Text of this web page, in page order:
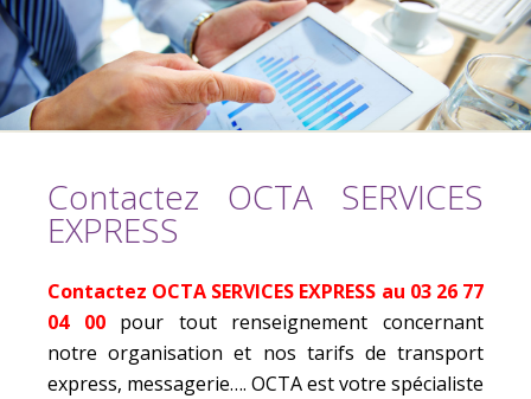
Contactez OCTA SERVICES
EXPRESS
Contactez OCTA SERVICES EXPRESS au 03 26 77
04 00
pour tout renseignement concernant
notre organisation et nos tarifs de transport
express, messagerie…. OCTA est votre spécialiste